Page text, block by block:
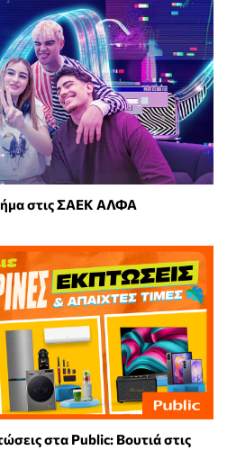
στις ΣΑΕΚ ΑΛΦΑ
στα Public: Βουτιά στις